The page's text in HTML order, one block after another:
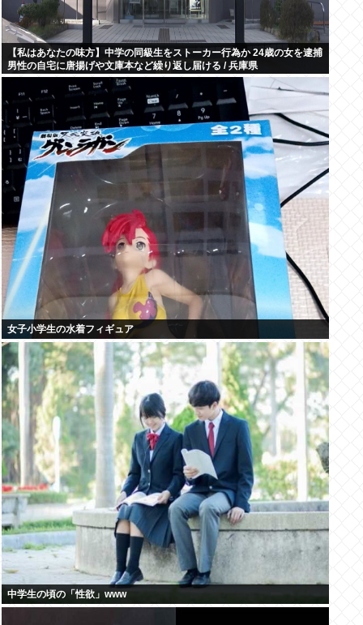
【私はあなたの味方】中学の同級生をストーカー行為か 24歳の女を逮捕
男性の自宅に唐揚げや文庫本など繰り返し届ける / 兵庫県
女子小学生の水着フィギュア
中学生の頃の「性欲」www